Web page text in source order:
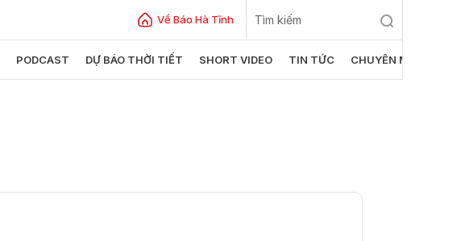
Về Báo Hà Tĩnh
PODCAST DỰ BÁO THỜI TIẾT SHORT VIDEO TIN TỨC CHUYÊN MỤC